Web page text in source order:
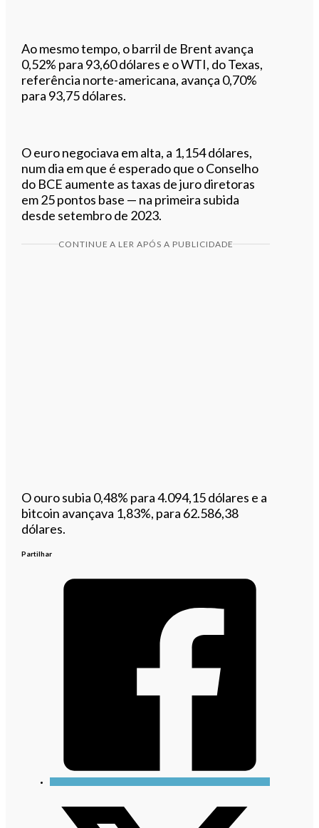
Ao mesmo tempo, o barril de Brent avança
0,52% para 93,60 dólares e o WTI, do Texas,
referência norte-americana, avança 0,70%
para 93,75 dólares.
O euro negociava em alta, a 1,154 dólares,
num dia em que é esperado que o Conselho
do BCE aumente as taxas de juro diretoras
em 25 pontos base — na primeira subida
desde setembro de 2023.
CONTINUE A LER APÓS A PUBLICIDADE
O ouro subia 0,48% para 4.094,15 dólares e a
bitcoin avançava 1,83%, para 62.586,38
dólares.
Partilhar